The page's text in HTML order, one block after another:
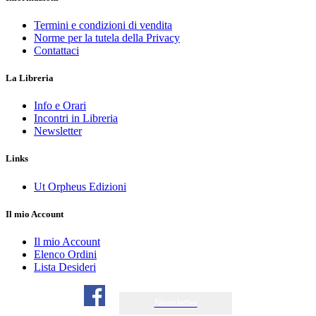
Termini e condizioni di vendita
Norme per la tutela della Privacy
Contattaci
La Libreria
Info e Orari
Incontri in Libreria
Newsletter
Links
Ut Orpheus Edizioni
Il mio Account
Il mio Account
Elenco Ordini
Lista Desideri